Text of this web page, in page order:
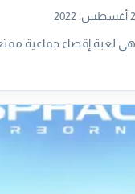
لعبة إقصاء جماعية